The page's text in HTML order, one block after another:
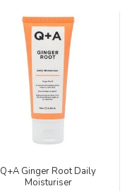
Q+A Ginger Root Daily
Moisturiser